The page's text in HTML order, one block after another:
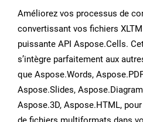
Améliorez vos processus de
convertissant vos fichiers
puissante API Aspose.Cells.
s’intègre parfaitement aux
que Aspose.Words,
Aspose.Slides,
Aspose.3D, Aspose.HTML,